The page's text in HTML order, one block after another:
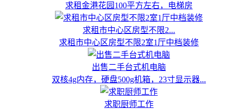
求租金港花园100平方左右，电梯房
求租市中心区房型不限2...
求租市中心区房型不限2室1厅中档装修
出售二手台式机电脑
双核4g内存，硬盘500g机箱，23寸显示器...
求职厨师工作